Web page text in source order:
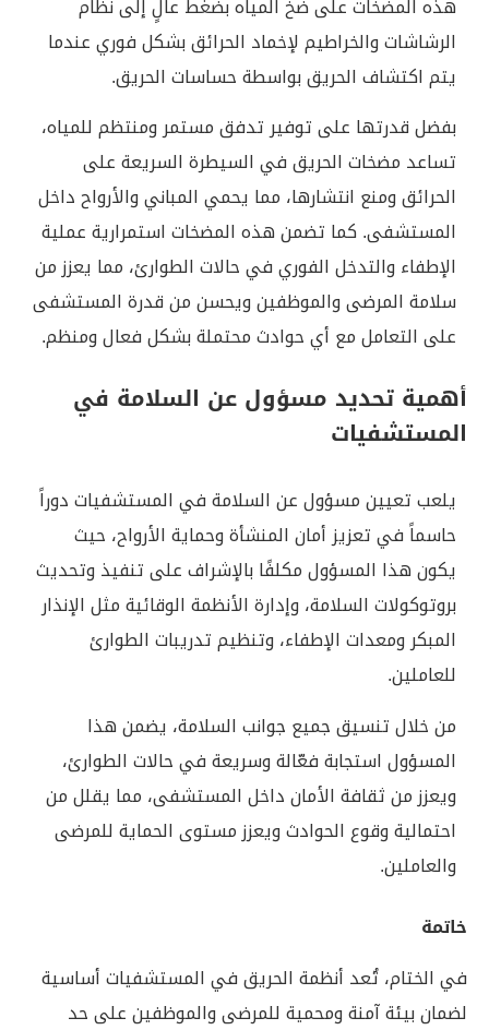
الرشاشات والخراطيم لإخماد الحرائق بشكل فوري عندما
يتم اكتشاف الحريق بواسطة حساسات الحريق.
بفضل قدرتها على توفير تدفق مستمر ومنتظم للمياه،
تساعد مضخات الحريق في السيطرة السريعة على
الحرائق ومنع انتشارها، مما يحمي المباني والأرواح داخل
المستشفى. كما تضمن هذه المضخات استمرارية عملية
الإطفاء والتدخل الفوري في حالات الطوارئ، مما يعزز من
سلامة المرضى والموظفين ويحسن من قدرة المستشفى
على التعامل مع أي حوادث محتملة بشكل فعال ومنظم.
أهمية تحديد مسؤول عن السلامة في
المستشفيات
يلعب تعيين مسؤول عن السلامة في المستشفيات دوراً
حاسماً في تعزيز أمان المنشأة وحماية الأرواح، حيث
يكون هذا المسؤول مكلفًا بالإشراف على تنفيذ وتحديث
بروتوكولات السلامة، وإدارة الأنظمة الوقائية مثل الإنذار
المبكر ومعدات الإطفاء، وتنظيم تدريبات الطوارئ
للعاملين.
من خلال تنسيق جميع جوانب السلامة، يضمن هذا
المسؤول استجابة فعّالة وسريعة في حالات الطوارئ،
ويعزز من ثقافة الأمان داخل المستشفى، مما يقلل من
احتمالية وقوع الحوادث ويعزز مستوى الحماية للمرضى
والعاملين.
خاتمة
في الختام، تُعد أنظمة الحريق في المستشفيات أساسية
لضمان بيئة آمنة ومحمية للمرضى والموظفين على حد